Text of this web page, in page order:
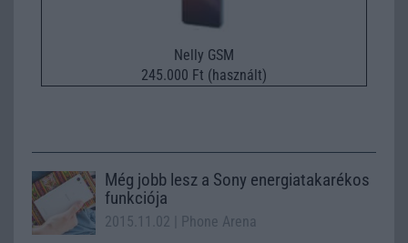
Nelly GSM
245.000 Ft (használt)
Még jobb lesz a Sony energiatakarékos
funkciója
2015.11.02
| Phone Arena